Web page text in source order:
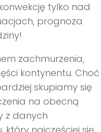
tylko nad
prognoza
zachmurzenia,
kontynentu. Choć
skupiamy się
na obecną
z danych